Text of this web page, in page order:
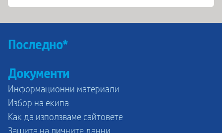
Последно*
Документи
Информационни материали
Избор на екипа
Как да използваме сайтовете